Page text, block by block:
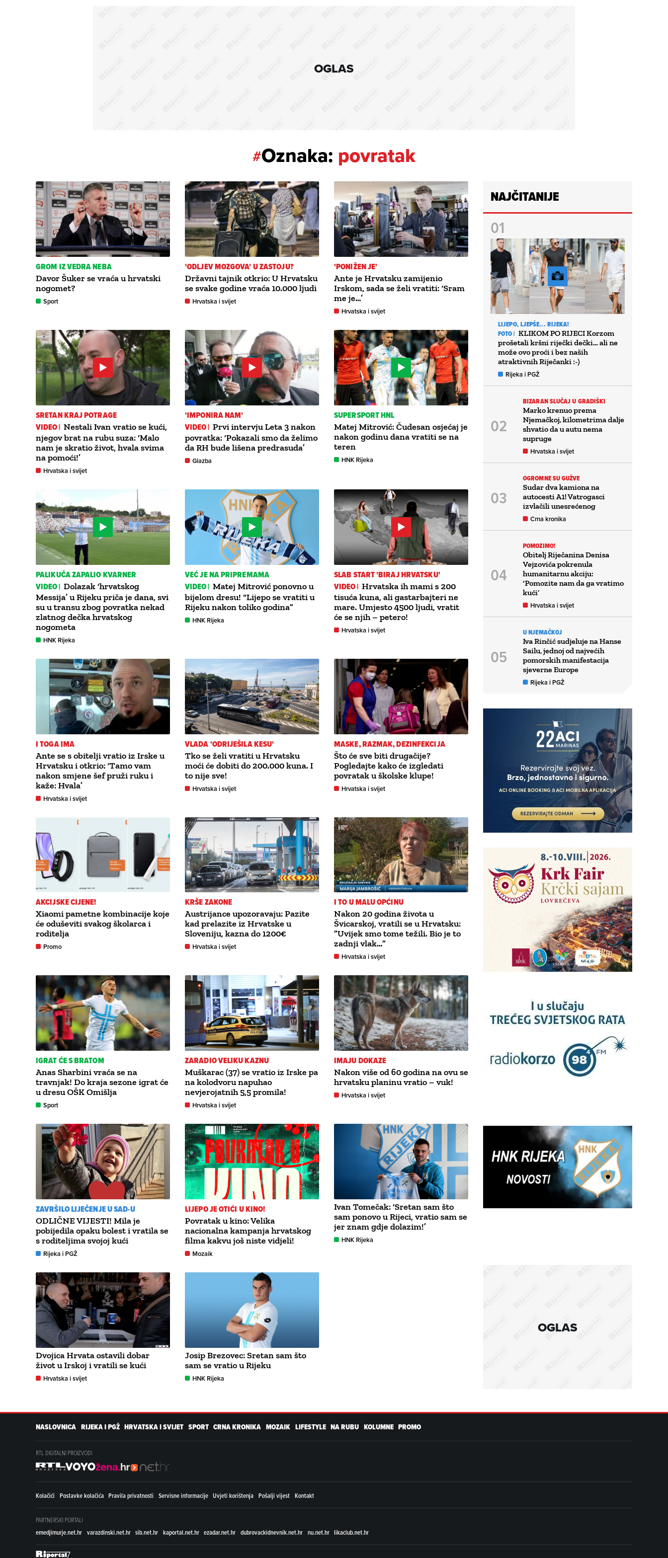
OGLAS
#Oznaka: povratak
GROM IZ VEDRA NEBA
Davor Šuker se vraća u hrvatski
nogomet?
Sport
'ODLJEV MOZGOVA' U ZASTOJU?
Državni tajnik otkrio: U Hrvatsku
se svake godine vraća 10.000 ljudi
Hrvatska i svijet
'PONIŽEN JE'
Ante je Hrvatsku zamijenio
Irskom, sada se želi vratiti: ‘Sram
me je…’
Hrvatska i svijet
SRETAN KRAJ POTRAGE
VIDEO | Nestali Ivan vratio se kući,
njegov brat na rubu suza: ‘Malo
nam je skratio život, hvala svima
na pomoći!’
Hrvatska i svijet
'IMPONIRA NAM'
VIDEO | Prvi intervju Leta 3 nakon
povratka: ‘Pokazali smo da želimo
da RH bude lišena predrasuda’
Glazba
SUPERSPORT HNL
Matej Mitrović: Čudesan osjećaj je
nakon godinu dana vratiti se na
teren
HNK Rijeka
PALIKUČA ZAPALIO KVARNER
VIDEO | Dolazak ‘hrvatskog
Messija’ u Rijeku priča je dana, svi
su u transu zbog povratka nekad
zlatnog dečka hrvatskog
nogometa
HNK Rijeka
VEĆ JE NA PRIPREMAMA
VIDEO | Matej Mitrović ponovno u
bijelom dresu! “Lijepo se vratiti u
Rijeku nakon toliko godina”
HNK Rijeka
SLAB START 'BIRAJ HRVATSKU'
VIDEO | Hrvatska ih mami s 200
tisuća kuna, ali gastarbajteri ne
mare. Umjesto 4500 ljudi, vratit
će se njih – petero!
Hrvatska i svijet
I TOGA IMA
Ante se s obitelji vratio iz Irske u
Hrvatsku i otkrio: ‘Tamo vam
nakon smjene šef pruži ruku i
kaže: Hvala’
Hrvatska i svijet
VLADA 'ODRIJEŠILA KESU'
Tko se želi vratiti u Hrvatsku
moći će dobiti do 200.000 kuna. I
to nije sve!
Hrvatska i svijet
MASKE, RAZMAK, DEZINFEKCIJA
Što će sve biti drugačije?
Pogledajte kako će izgledati
povratak u školske klupe!
Hrvatska i svijet
AKCIJSKE CIJENE!
Xiaomi pametne kombinacije koje
će oduševiti svakog školarca i
roditelja
Promo
KRŠE ZAKONE
Austrijance upozoravaju: Pazite
kad prelazite iz Hrvatske u
Sloveniju, kazna do 1200€
Hrvatska i svijet
I TO U MALU OPĆINU
Nakon 20 godina života u
Švicarskoj, vratili se u Hrvatsku:
”Uvijek smo tome težili. Bio je to
zadnji vlak…”
Hrvatska i svijet
IGRAT ĆE S BRATOM
Anas Sharbini vraća se na
travnjak! Do kraja sezone igrat će
u dresu OŠK Omišlja
Sport
ZARADIO VELIKU KAZNU
Muškarac (37) se vratio iz Irske pa
na kolodvoru napuhao
nevjerojatnih 5,5 promila!
Hrvatska i svijet
IMAJU DOKAZE
Nakon više od 60 godina na ovu se
hrvatsku planinu vratio – vuk!
Hrvatska i svijet
ZAVRŠILO LIJEČENJE U SAD-U
ODLIČNE VIJESTI! Mila je
pobijedila opaku bolest i vratila se
s roditeljima svojoj kući
Rijeka i PGŽ
LIJEPO JE OTIĆI U KINO!
Povratak u kino: Velika
nacionalna kampanja hrvatskog
filma kakvu još niste vidjeli!
Mozaik
Ivan Tomečak: ‘Sretan sam što
sam ponovo u Rijeci, vratio sam se
jer znam gdje dolazim!’
HNK Rijeka
Dvojica Hrvata ostavili dobar
život u Irskoj i vratili se kući
Hrvatska i svijet
Josip Brezovec: Sretan sam što
sam se vratio u Rijeku
HNK Rijeka
NAJČITANIJE
LIJEPO, LJEPŠE... RIJEKA!
FOTO | KLIKOM PO RIJECI Korzom
prošetali kršni riječki dečki… ali ne
može ovo proći i bez naših
atraktivnih Riječanki :-)
Rijeka i PGŽ
BIZARAN SLUČAJ U GRADIŠKI
Marko krenuo prema
Njemačkoj, kilometrima dalje
shvatio da u autu nema
supruge
Hrvatska i svijet
OGROMNE SU GUŽVE
Sudar dva kamiona na
autocesti A1! Vatrogasci
izvlačili unesrećenog
Crna kronika
POMOZIMO!
Obitelj Riječanina Denisa
Vejzovića pokrenula
humanitarnu akciju:
‘Pomozite nam da ga vratimo
kući’
Hrvatska i svijet
U NJEMAČKOJ
Iva Rinčić sudjeluje na Hanse
Sailu, jednoj od najvećih
pomorskih manifestacija
sjeverne Europe
Rijeka i PGŽ
OGLAS
NASLOVNICA RIJEKA I PGŽ HRVATSKA I SVIJET SPORT CRNA KRONIKA MOZAIK LIFESTYLE NA RUBU KOLUMNE PROMO
RTL DIGITALNI PROIZVODI
Kolačići Postavke kolačića Pravila privatnosti Servisne informacije Uvjeti korištenja Pošalji vijest Kontakt
PARTNERSKI PORTALI
emedjimurje.net.hr varazdinski.net.hr sib.net.hr kaportal.net.hr ezadar.net.hr dubrovackidnevnik.net.hr nu.net.hr likaclub.net.hr